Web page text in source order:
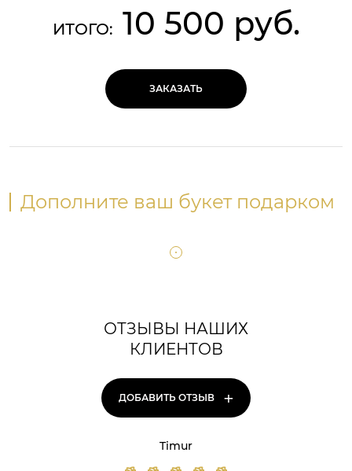
ИТОГО: 10 500 руб.
ЗАКАЗАТЬ
Дополните ваш букет подарком
ОТЗЫВЫ НАШИХ
КЛИЕНТОВ
ДОБАВИТЬ ОТЗЫВ +
Timur